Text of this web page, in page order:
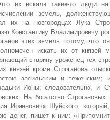
их искали такие-то люди
земель,
их на новгородцах Лука
Константину Владимировичу
этих земель потому, что
искать их от князей
старину уроженец тех
князей кроме Строганова
васильским и пеженским;
Ионы; следовательно, и
На богатство
Иоанновича Шуйского,
денег, пишет к ним: